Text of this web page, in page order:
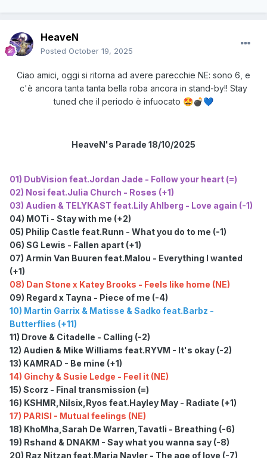
HeaveN
Posted October 19, 2025
Ciao amici, oggi si ritorna ad avere parecchie NE: sono 6, e
c'è ancora tanta tanta bella roba ancora in stand-by!! Stay
tuned che il periodo è infuocato 🤩💣💙
HeaveN's Parade 18/10/2025
01) DubVision feat.Jordan Jade - Follow your heart (=)
02) Nosi feat.Julia Church - Roses (+1)
03) Audien & TELYKAST feat.Lily Ahlberg - Love again (-1)
04) MOTi - Stay with me (+2)
05) Philip Castle feat.Runn - What you do to me (-1)
06) SG Lewis - Fallen apart (+1)
07) Armin Van Buuren feat.Malou - Everything I wanted
(+1)
08) Dan Stone x Katey Brooks - Feels like home (NE)
09) Regard x Tayna - Piece of me (-4)
10) Martin Garrix & Matisse & Sadko feat.Barbz -
Butterflies (+11)
11) Drove & Citadelle - Calling (-2)
12) Audien & Mike Williams feat.RYVM - It's okay (-2)
13) KAMRAD - Be mine (+1)
14) Ginchy & Susie Ledge - Feel it (NE)
15) Scorz - Final transmission (=)
16) KSHMR,Nilsix,Ryos feat.Hayley May - Radiate (+1)
17) PARISI - Mutual feelings (NE)
18) KhoMha,Sarah De Warren,Tavatli - Breathing (-6)
19) Rshand & DNAKM - Say what you wanna say (-8)
20) Raz Nitzan feat.Maria Nayler - The age of love (-7)